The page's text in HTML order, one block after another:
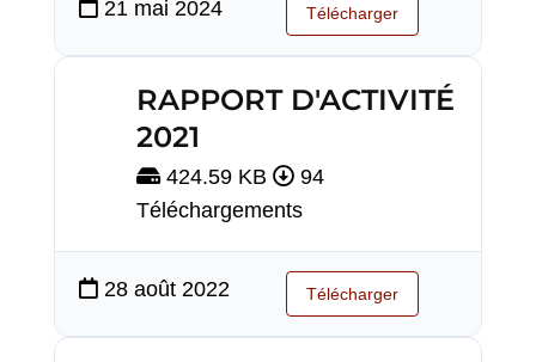
21 mai 2024 Télécharger
RAPPORT D'ACTIVITÉ
2021
424.59 KB
94
Téléchargements
28 août 2022 Télécharger